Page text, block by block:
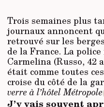
Trois semaines plus
journaux annoncent
retrouvé sur les
de la France. La
Carmelina (Russo, 42
était comme toutes
croise du côté de la
verre à l’hôtel Métropole
J’y vais souvent